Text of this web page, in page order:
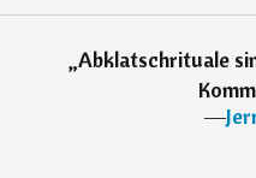
„Abklatschrituale
―